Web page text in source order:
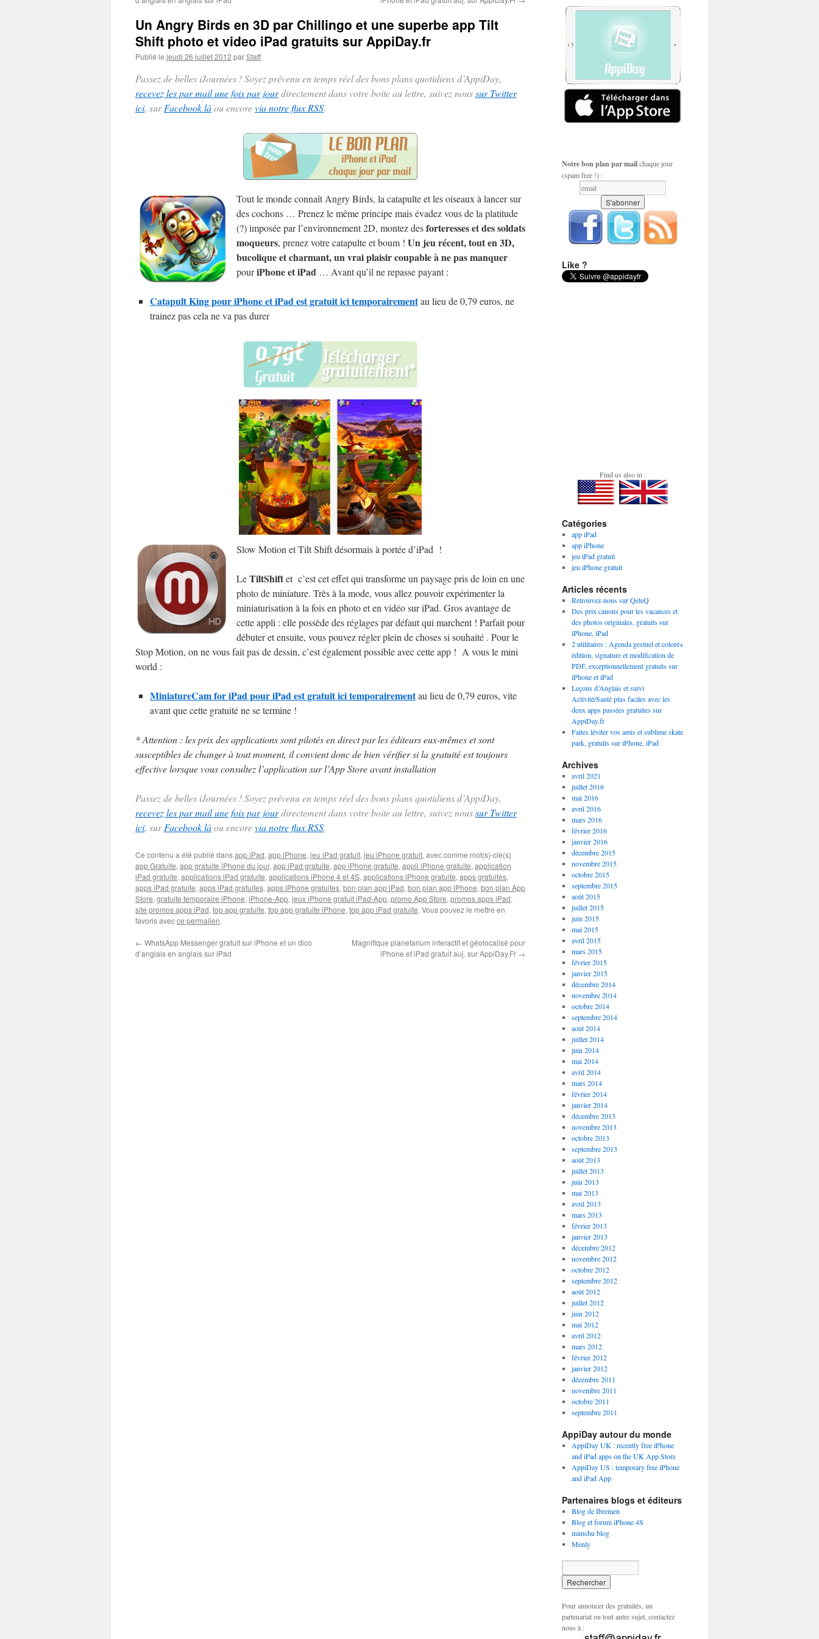
Un Angry Birds en 3D par Chillingo et une superbe app Tilt
Shift photo et video iPad gratuits sur AppiDay.fr
Publié le jeudi 26 juillet 2012 parStaff
Passez de belles iJournées ! Soyez prévenu en temps réel des bons plans quotidiens d’AppiDay,
recevez les par mail une fois par jourdirectement dans votre boite au lettre, suivez noussur Twitter
ici, surFacebook làou encorevia notre flux RSS.
Tout le monde connaît Angry Birds, la catapulte et les oiseaux à lancer sur
des cochons … Prenez le même principe mais évadez vous de la platitude
(?) imposée par l’environnement 2D, montez desforteresses et des soldats
moqueurs, prenez votre catapulte et boum ! Un jeu récent, tout en 3D,
bucolique et charmant, un vrai plaisir coupable à ne pas manquer
pouriPhone et iPad … Avant qu’il ne repasse payant :
Catapult King pour iPhone et iPad est gratuit ici temporairementau lieu de 0,79 euros, ne
trainez pas cela ne va pas durer
Slow Motion et Tilt Shift désormais à portée d’iPad !
LeTiltShiftet c’est cet effet qui transforme un paysage pris de loin en une
photo de miniature. Très à la mode, vous allez pouvoir expérimenter la
miniaturisation à la fois en photo et en vidéo sur iPad. Gros avantage de
cette appli : elle possède des réglages par défaut qui marchent ! Parfait pour
débuter et ensuite, vous pouvez régler plein de choses si souhaité . Pour le
Stop Motion, on ne vous fait pas de dessin, c’est également possible avec cette app ! A vous le mini
world :
MiniatureCam for iPad pour iPad est gratuit ici temporairementau lieu de 0,79 euros, vite
avant que cette gratuité ne se termine !
* Attention : les prix des applications sont pilotés en direct par les éditeurs eux-mêmes et sont
susceptibles de changer à tout moment, il convient donc de bien vérifier si la gratuité est toujours
effective lorsque vous consultez l’application sur l’App Store avant installation
Passez de belles iJournées ! Soyez prévenu en temps réel des bons plans quotidiens d’AppiDay,
recevez les par mail une fois par jourdirectement dans votre boite au lettre, suivez noussur Twitter
ici, surFacebook làou encorevia notre flux RSS.
Ce contenu a été publié dansapp iPad, app iPhone, jeu iPad gratuit, jeu iPhone gratuit, avec comme mot(s)-clé(s)
app Gratuite, app gratuite iPhone du jour, app iPad gratuite, app iPhone gratuite, appli iPhone gratuite, application
iPad gratuite, applications iPad gratuite, applications iPhone 4 et 4S, applications iPhone gratuite, apps gratuites,
apps iPad gratuite, apps iPad gratuites, apps iPhone gratuites, bon plan app iPad, bon plan app iPhone, bon plan App
Store, gratuite temporaire iPhone, iPhone-App, jeux iPhone gratuit iPad-App, promo App Store, promos apps iPad,
site promos apps iPad, top app gratuite, top app gratuite iPhone, top app iPad gratuite. Vous pouvez le mettre en
favoris avecce permalien.
← WhatsApp Messenger gratuit sur iPhone et un dico
d’anglais en anglais sur iPad
Magnifique planetarium interactif et géolocalisé pour
iPhone et iPad gratuit auj. sur AppiDay.Fr →
Notre bon plan par mailchaque jour
(spam free !) :
Like ?
Find us also in :
Catégories
app iPad
app iPhone
jeu iPad gratuit
jeu iPhone gratuit
Articles récents
Retrouvez-nous sur QeleQ
Des prix canons pour les vacances et
des photos originales, gratuits sur
iPhone, iPad
2 utilitaires : Agenda gestuel et coloré+
édition, signature et modification de
PDF, exceptionnellement gratuits sur
iPhone et iPad
Leçons d’Anglais et suivi
Activité/Santé plus faciles avec les
deux apps passées gratuites sur
AppiDay.fr
Faites léviter vos amis et sublime skate
park, gratuits sur iPhone, iPad
Archives
avril 2021
juillet 2016
mai 2016
avril 2016
mars 2016
février 2016
janvier 2016
décembre 2015
novembre 2015
octobre 2015
septembre 2015
août 2015
juillet 2015
juin 2015
mai 2015
avril 2015
mars 2015
février 2015
janvier 2015
décembre 2014
novembre 2014
octobre 2014
septembre 2014
août 2014
juillet 2014
juin 2014
mai 2014
avril 2014
mars 2014
février 2014
janvier 2014
décembre 2013
novembre 2013
octobre 2013
septembre 2013
août 2013
juillet 2013
juin 2013
mai 2013
avril 2013
mars 2013
février 2013
janvier 2013
décembre 2012
novembre 2012
octobre 2012
septembre 2012
août 2012
juillet 2012
juin 2012
mai 2012
avril 2012
mars 2012
février 2012
janvier 2012
décembre 2011
novembre 2011
octobre 2011
septembre 2011
AppiDay autour du monde
AppiDay UK : recently free iPhone
and iPad apps on the UK App Store
AppiDay US : temporary free iPhone
and iPad App
Partenaires blogs et éditeurs
Blog de Ibremen
Blog et forum iPhone 4S
inimshu blog
Menly
Pour annoncer des gratuités, un
partenariat ou tout autre sujet, contactez
nous à :